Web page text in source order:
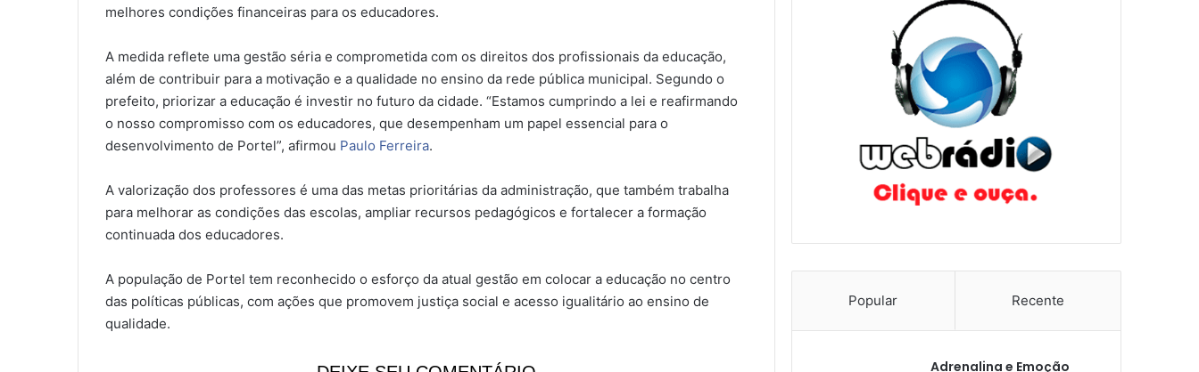
melhores condições financeiras para os educadores.
A medida reflete uma gestão séria e comprometida com os direitos dos profissionais da educação,
além de contribuir para a motivação e a qualidade no ensino da rede pública municipal. Segundo o
prefeito, priorizar a educação é investir no futuro da cidade. “Estamos cumprindo a lei e reafirmando
o nosso compromisso com os educadores, que desempenham um papel essencial para o
desenvolvimento de Portel”, afirmou Paulo Ferreira.
A valorização dos professores é uma das metas prioritárias da administração, que também trabalha
para melhorar as condições das escolas, ampliar recursos pedagógicos e fortalecer a formação
continuada dos educadores.
A população de Portel tem reconhecido o esforço da atual gestão em colocar a educação no centro
das políticas públicas, com ações que promovem justiça social e acesso igualitário ao ensino de
qualidade.
Popular Recente
Adrenalina e Emoção